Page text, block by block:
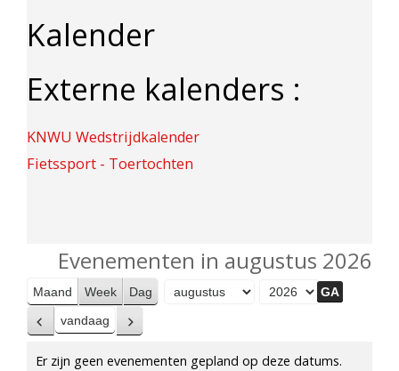
Kalender
Externe kalenders :
KNWU Wedstrijdkalender
Fietssport - Toertochten
Evenementen in augustus 2026
Maand Week Dag
Maand
Jaar
Vorige
vandaag Volgende
Er zijn geen evenementen gepland op deze datums.